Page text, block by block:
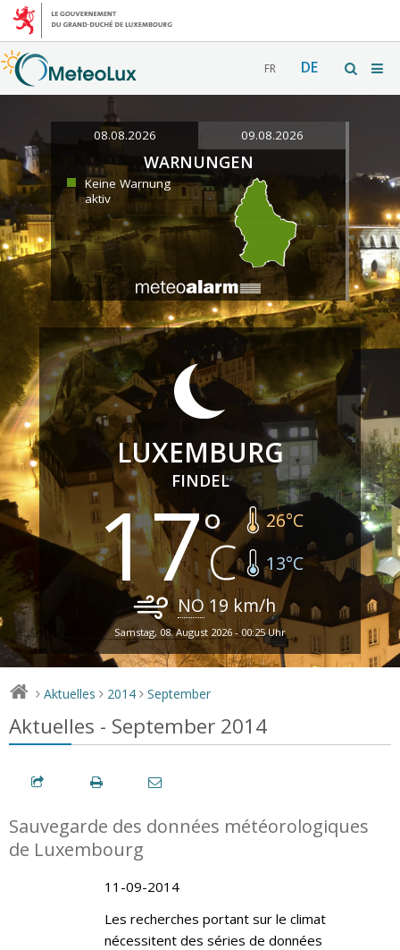
FR DE
08.08.2026 09.08.2026
WARNUNGEN
Keine Warnung
aktiv
LUXEMBURG
FINDEL
17 26°C
13°C
NO 19 km/h
Samstag, 08. August 2026 - 00:25 Uhr
> Aktuelles > 2014 > September
Aktuelles - September 2014
Sauvegarde des données météorologiques
de Luxembourg
11-09-2014
Les recherches portant sur le climat
nécessitent des séries de données